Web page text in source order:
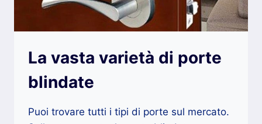
La vasta varietà di porte
blindate
Puoi trovare tutti i tipi di porte sul mercato.